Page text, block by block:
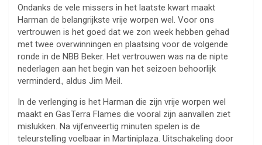
Ondanks de vele missers in het laatste kwart maakt
Harman de belangrijkste vrije worpen wel. Voor ons
vertrouwen is het goed dat we zon week hebben gehad
met twee overwinningen en plaatsing voor de volgende
ronde in de NBB Beker. Het vertrouwen was na de nipte
nederlagen aan het begin van het seizoen behoorlijk
verminderd., aldus Jim Meil.
In de verlenging is het Harman die zijn vrije worpen wel
maakt en GasTerra Flames die vooral zijn aanvallen ziet
mislukken. Na vijfenveertig minuten spelen is de
teleurstelling voelbaar in Martiniplaza. Uitschakeling door